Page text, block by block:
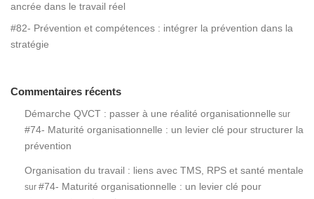
ancrée dans le travail réel
#82- Prévention et compétences : intégrer la prévention dans la
stratégie
Commentaires récents
Démarche QVCT : passer à une réalité organisationnelle sur
#74- Maturité organisationnelle : un levier clé pour structurer la
prévention
Organisation du travail : liens avec TMS, RPS et santé mentale
sur #74- Maturité organisationnelle : un levier clé pour